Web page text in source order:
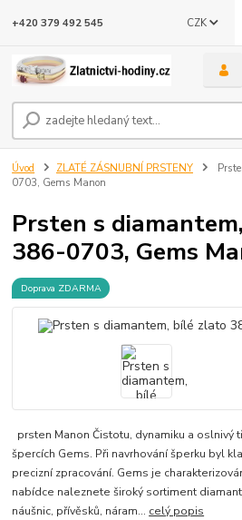
CZK
+420 379 492 545
Úvod ZLATÉ ZÁSNUBNÍ PRSTENY
0703, Gems Manon
Prsten s
386-0703, Gems
Doprava ZDARMA
prsten Manon Čistotu, dynamiku a oslnivý
špercích Gems. Při navrhování šperku byl
precizní zpracování. Gems je
nabídce naleznete široký sortiment
náušnic, přívěsků, náram... celý popis